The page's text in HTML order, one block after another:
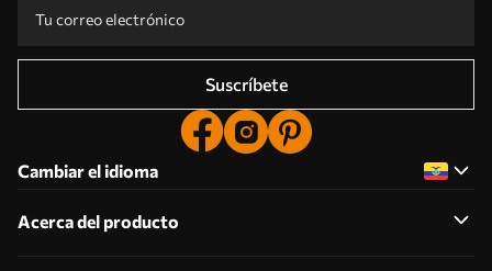
Suscríbete
Cambiar el idioma
Acerca del producto